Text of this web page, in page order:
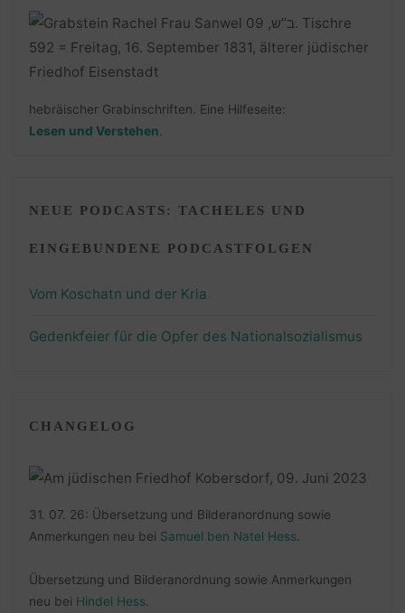
hebräischer Grabinschriften. Eine Hilfeseite:
Lesen und Verstehen
NEUE PODCASTS: TACHELES UND
EINGEBUNDENE PODCASTFOLGEN
Vom Koschatn und der Kria
Gedenkfeier für die Opfer des Nationalsozialismus
CHANGELOG
31. 07. 26: Übersetzung und Bilderanordnung sowie
Anmerkungen neu bei Samuel ben Natel Hess
Übersetzung und Bilderanordnung sowie Anmerkungen
neu bei Hindel Hess